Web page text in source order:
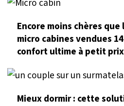
Encore moins chères
micro cabines vendues
confort ultime à petit prix
Mieux dormir : cette